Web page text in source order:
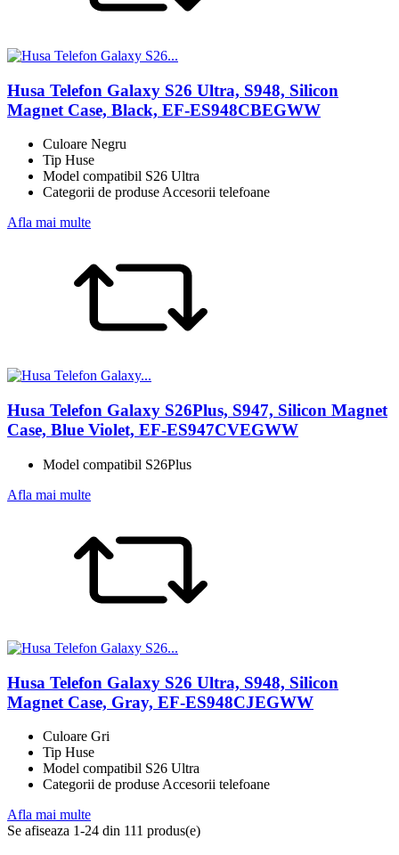
Husa Telefon Galaxy S26 Ultra, S948, Silicon
Magnet Case, Black, EF-ES948CBEGWW
Culoare Negru
Tip Huse
Model compatibil S26 Ultra
Categorii de produse Accesorii telefoane
Afla mai multe
Husa Telefon Galaxy S26Plus, S947, Silicon Magnet
Case, Blue Violet, EF-ES947CVEGWW
Model compatibil S26Plus
Afla mai multe
Husa Telefon Galaxy S26 Ultra, S948, Silicon
Magnet Case, Gray, EF-ES948CJEGWW
Culoare Gri
Tip Huse
Model compatibil S26 Ultra
Categorii de produse Accesorii telefoane
Afla mai multe
Se afiseaza 1-24 din 111 produs(e)